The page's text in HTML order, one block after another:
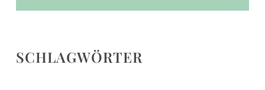
SCHLAGWÖRTER